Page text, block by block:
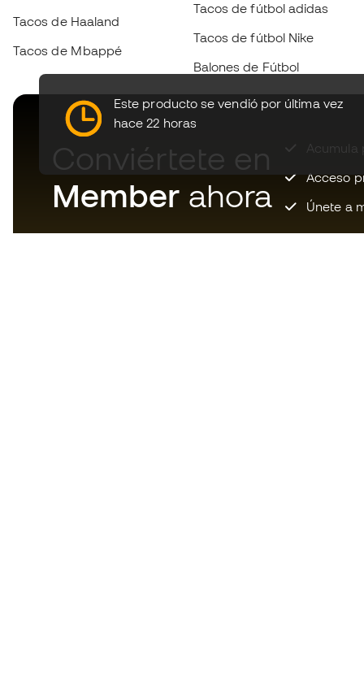
Este producto se vendió por última vez
hace 22 horas
Tacos de Haaland
Tacos de Mbappé
Tacos de fútbol adidas
Tacos de fútbol Nike
Balones de Fútbol
Conviértete en
Member ahora
Acumula
Acceso
Únete a